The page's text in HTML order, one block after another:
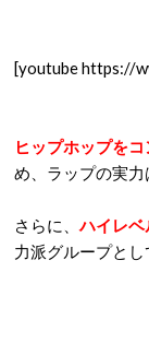
[youtube https://
ヒップホップをコ
め、ラップの実力
さらに、ハイレベ
力派グループとし